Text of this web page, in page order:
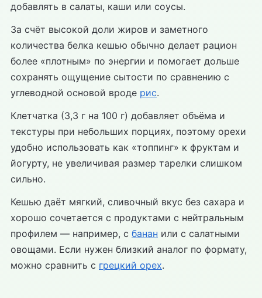
добавлять в салаты, каши или соусы.
За счёт высокой доли жиров и заметного
количества белка кешью обычно делает рацион
более «плотным» по энергии и помогает дольше
сохранять ощущение сытости по сравнению с
углеводной основой вроде рис.
Клетчатка (3,3 г на 100 г) добавляет объёма и
текстуры при небольших порциях, поэтому орехи
удобно использовать как «топпинг» к фруктам и
йогурту, не увеличивая размер тарелки слишком
сильно.
Кешью даёт мягкий, сливочный вкус без сахара и
хорошо сочетается с продуктами с нейтральным
профилем — например, с банан или с салатными
овощами. Если нужен близкий аналог по формату,
можно сравнить с грецкий орех.